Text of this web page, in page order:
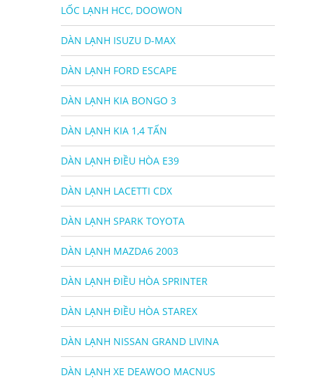
LỐC LẠNH HCC, DOOWON
DÀN LẠNH ISUZU D-MAX
DÀN LẠNH FORD ESCAPE
DÀN LẠNH KIA BONGO 3
DÀN LẠNH KIA 1,4 TẤN
DÀN LẠNH ĐIỀU HÒA E39
DÀN LẠNH LACETTI CDX
DÀN LẠNH SPARK TOYOTA
DÀN LẠNH MAZDA6 2003
DÀN LẠNH ĐIỀU HÒA SPRINTER
DÀN LẠNH ĐIỀU HÒA STAREX
DÀN LẠNH NISSAN GRAND LIVINA
DÀN LẠNH XE DEAWOO MACNUS